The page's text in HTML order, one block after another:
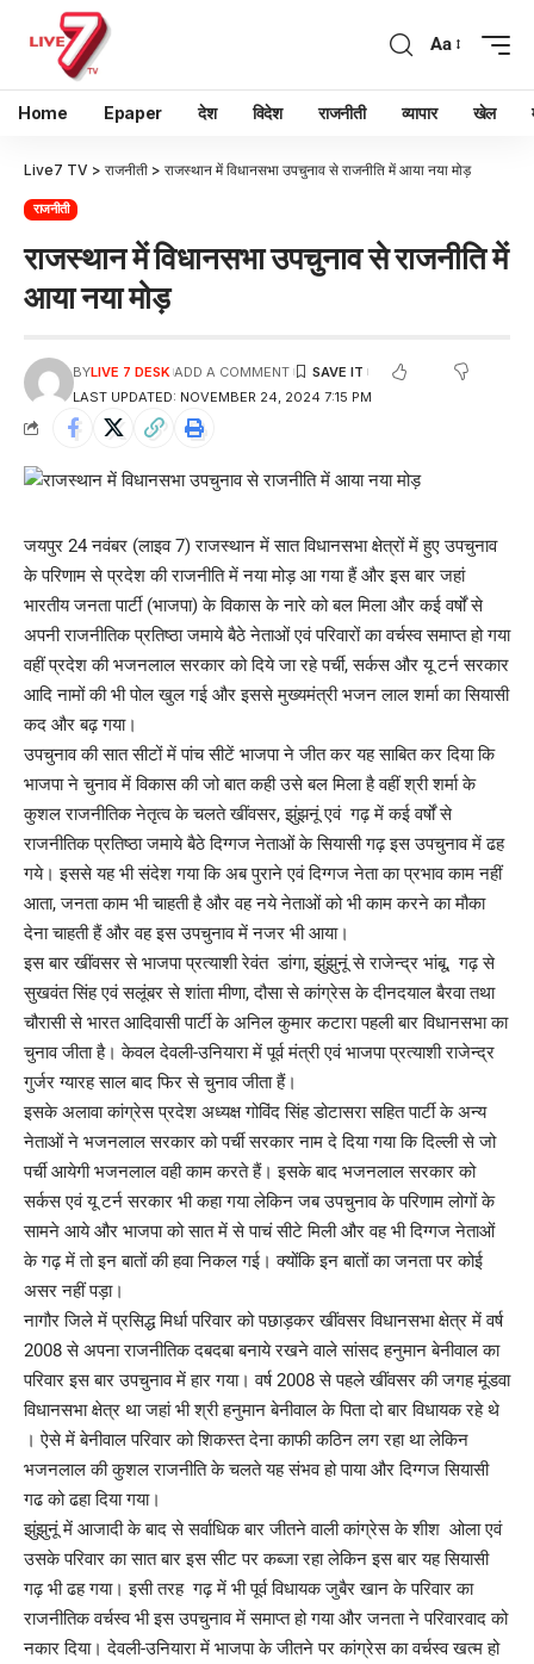
Aa
Home Epaper देश विदेश राजनीती व्यापार खेल
Live7 TV > राजनीती > राजस्थान में विधानसभा उपचुनाव से राजनीति में आया नया मोड़
राजनीती
राजस्थान में विधानसभा उपचुनाव से राजनीति में
आया नया मोड़
LAST UPDATED: NOVEMBER 24, 2024 7:15 PM
BYLIVE 7 DESK ADD A COMMENT
जयपुर 24 नवंबर (लाइव 7) राजस्थान में सात विधानसभा क्षेत्रों में हुए उपचुनाव
के परिणाम से प्रदेश की राजनीति में नया मोड़ आ गया हैं और इस बार जहां
भारतीय जनता पार्टी (भाजपा) के विकास के नारे को बल मिला और कई वर्षों से
अपनी राजनीतिक प्रतिष्ठा जमाये बैठे नेताओं एवं परिवारों का वर्चस्व समाप्त हो गया
वहीं प्रदेश की भजनलाल सरकार को दिये जा रहे पर्ची, सर्कस और यू टर्न सरकार
आदि नामों की भी पोल खुल गई और इससे मुख्यमंत्री भजन लाल शर्मा का सियासी
कद और बढ़ गया।
उपचुनाव की सात सीटों में पांच सीटें भाजपा ने जीत कर यह साबित कर दिया कि
भाजपा ने चुनाव में विकास की जो बात कही उसे बल मिला है वहीं श्री शर्मा के
कुशल राजनीतिक नेतृत्व के चलते खींवसर, झुंझनूं एवं गढ़ में कई वर्षों से
राजनीतिक प्रतिष्ठा जमाये बैठे दिग्गज नेताओं के सियासी गढ़ इस उपचुनाव में ढह
गये। इससे यह भी संदेश गया कि अब पुराने एवं दिग्गज नेता का प्रभाव काम नहीं
आता, जनता काम भी चाहती है और वह नये नेताओं को भी काम करने का मौका
देना चाहती हैं और वह इस उपचुनाव में नजर भी आया।
इस बार खींवसर से भाजपा प्रत्याशी रेवंत डांगा, झुंझुनूं से राजेन्द्र भांबू, गढ़ से
सुखवंत सिंह एवं सलूंबर से शांता मीणा, दौसा से कांग्रेस के दीनदयाल बैरवा तथा
चौरासी से भारत आदिवासी पार्टी के अनिल कुमार कटारा पहली बार विधानसभा का
चुनाव जीता है। केवल देवली-उनियारा में पूर्व मंत्री एवं भाजपा प्रत्याशी राजेन्द्र
गुर्जर ग्यारह साल बाद फिर से चुनाव जीता हैं।
इसके अलावा कांग्रेस प्रदेश अध्यक्ष गोविंद सिंह डोटासरा सहित पार्टी के अन्य
नेताओं ने भजनलाल सरकार को पर्ची सरकार नाम दे दिया गया कि दिल्ली से जो
पर्ची आयेगी भजनलाल वही काम करते हैं। इसके बाद भजनलाल सरकार को
सर्कस एवं यू टर्न सरकार भी कहा गया लेकिन जब उपचुनाव के परिणाम लोगों के
सामने आये और भाजपा को सात में से पाचं सीटे मिली और वह भी दिग्गज नेताओं
के गढ़ में तो इन बातों की हवा निकल गई। क्योंकि इन बातों का जनता पर कोई
असर नहीं पड़ा।
नागौर जिले में प्रसिद्ध मिर्धा परिवार को पछाड़कर खींवसर विधानसभा क्षेत्र में वर्ष
2008 से अपना राजनीतिक दबदबा बनाये रखने वाले सांसद हनुमान बेनीवाल का
परिवार इस बार उपचुनाव में हार गया। वर्ष 2008 से पहले खींवसर की जगह मूंडवा
विधानसभा क्षेत्र था जहां भी श्री हनुमान बेनीवाल के पिता दो बार विधायक रहे थे
। ऐसे में बेनीवाल परिवार को शिकस्त देना काफी कठिन लग रहा था लेकिन
भजनलाल की कुशल राजनीति के चलते यह संभव हो पाया और दिग्गज सियासी
गढ को ढहा दिया गया।
झुंझुनूं में आजादी के बाद से सर्वाधिक बार जीतने वाली कांग्रेस के शीश ओला एवं
उसके परिवार का सात बार इस सीट पर कब्जा रहा लेकिन इस बार यह सियासी
गढ़ भी ढह गया। इसी तरह गढ़ में भी पूर्व विधायक जुबैर खान के परिवार का
राजनीतिक वर्चस्व भी इस उपचुनाव में समाप्त हो गया और जनता ने परिवारवाद को
नकार दिया। देवली-उनियारा में भाजपा के जीतने पर कांग्रेस का वर्चस्व खत्म हो